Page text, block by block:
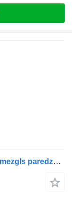
Scania 1102511A hidraulikas vadības mezgls paredzēts Scania K-Series (2016-) autobusa